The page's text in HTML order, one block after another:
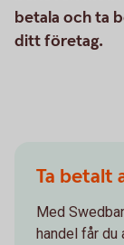
betala och ta
ditt företag.
Ta betalt
Med
handel får